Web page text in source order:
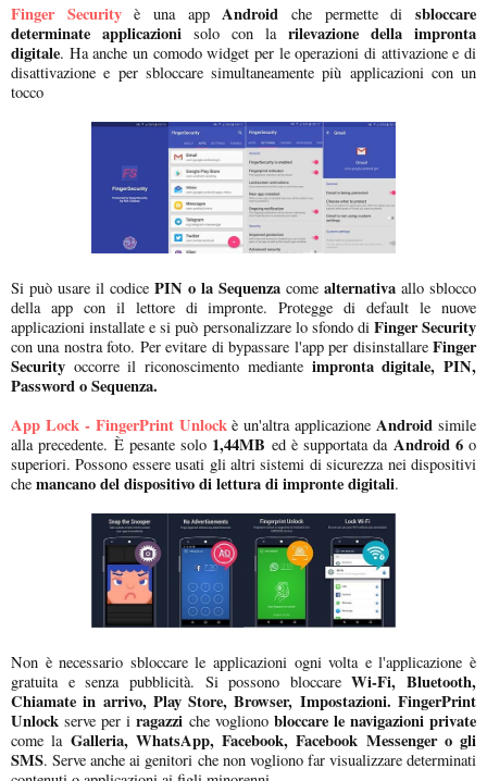
Finger Securityè una appAndroidche permette disbloccare
determinate applicazioni solo con la rilevazione della impronta
digitale. Ha anche un comodo widget per le operazioni di attivazione e di
disattivazione e per sbloccare simultaneamente più applicazioni con un
tocco
Si può usare il codice PIN o la Sequenza come alternativa allo sblocco
della app con il lettore di impronte. Protegge di default le nuove
applicazioni installate e si può personalizzare lo sfondo di Finger Security
con una nostra foto. Per evitare di bypassare l'app per disinstallare Finger
Security occorre il riconoscimento medianteimpronta digitale, PIN,
Password o Sequenza.
App Lock - FingerPrint Unlock è un'altra applicazione Android simile
alla precedente. È pesante solo 1,44MB ed è supportata daAndroid 6o
superiori. Possono essere usati gli altri sistemi di sicurezza nei dispositivi
che mancano del dispositivo di lettura di impronte digitali.
Non è necessario sbloccare le applicazioni ogni volta e l'applicazione è
gratuita e senza pubblicità. Si possono bloccareWi-Fi, Bluetooth,
Chiamate in arrivo, Play Store, Browser, Impostazioni. FingerPrint
Unlock serve per iragazzi che vogliono bloccare le navigazioni private
come la Galleria, WhatsApp, Facebook, Facebook Messenger o gli
SMS. Serve anche ai genitori che non vogliono far visualizzare determinati